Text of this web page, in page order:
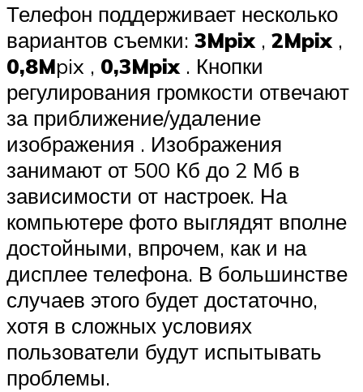
Телефон поддерживает несколько
вариантов съемки: 3Mpix, 2Mpix ,
0,8Mpix , 0,3Mpix . Кнопки
регулирования громкости отвечают
за приближение/удаление
изображения . Изображения
занимают от 500 Кб до 2 Мб в
зависимости от настроек. На
компьютере фото выглядят вполне
достойными, впрочем, как и на
дисплее телефона. В большинстве
случаев этого будет достаточно,
хотя в сложных условиях
пользователи будут испытывать
проблемы.